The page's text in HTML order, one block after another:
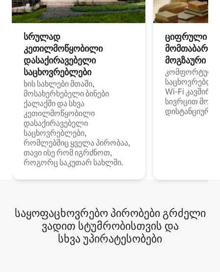
სრულად
კეთილმოწყობილი
დასაქირავებელი
საცხოვრებლები
ხის სახლები მთაში,
მოსახერხებელი ბინები
ქალაქში და სხვა
კეთილმოწყობილი
დასაქირავებელი
საცხოვრებლები,
რომლებშიც ყველა პირობაა,
თავი ისე რომ იგრძნოთ,
როგორც საკუთარ სახლში.
ციფრული
მოგზაური
კომფორტული
Wi‑Fi
სივრცით
დისტანციური
საყოფაცხოვრებო პირობები გრძელი
ვადით სტუმრობისთვის და
სხვა უპირატესობები